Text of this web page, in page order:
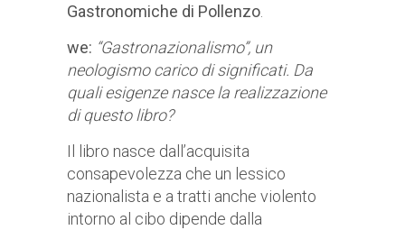
Gastronomiche di Pollenzo.
we: “Gastronazionalismo”, un
neologismo carico di significati. Da
quali esigenze nasce la realizzazione
di questo libro?
Il libro nasce dall’acquisita
consapevolezza che un lessico
nazionalista e a tratti anche violento
intorno al cibo dipende dalla